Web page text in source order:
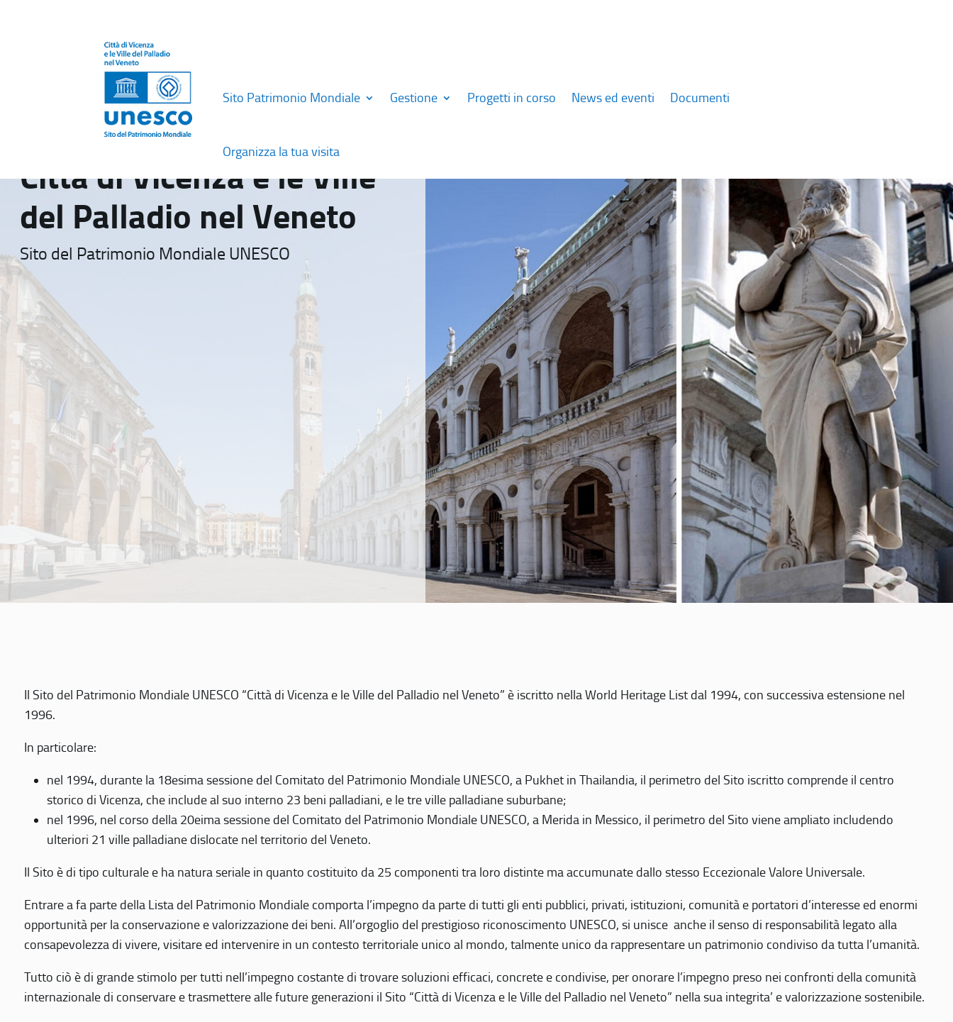
Sito Patrimonio Mondiale Gestione Progetti in corso News ed eventi Documenti
Organizza la tua visita
Città di Vicenza e le Ville
del Palladio nel Veneto
Sito del Patrimonio Mondiale UNESCO
Il Sito del Patrimonio Mondiale UNESCO “Città di Vicenza e le Ville del Palladio nel Veneto” è iscritto nella World Heritage List dal 1994, con successiva estensione nel
1996.
In particolare:
nel 1994, durante la 18esima sessione del Comitato del Patrimonio Mondiale UNESCO, a Pukhet in Thailandia, il perimetro del Sito iscritto comprende il centro
storico di Vicenza, che include al suo interno 23 beni palladiani, e le tre ville palladiane suburbane;
nel 1996, nel corso della 20eima sessione del Comitato del Patrimonio Mondiale UNESCO, a Merida in Messico, il perimetro del Sito viene ampliato includendo
ulteriori 21 ville palladiane dislocate nel territorio del Veneto.
Il Sito è di tipo culturale e ha natura seriale in quanto costituito da 25 componenti tra loro distinte ma accumunate dallo stesso Eccezionale Valore Universale.
Entrare a fa parte della Lista del Patrimonio Mondiale comporta l’impegno da parte di tutti gli enti pubblici, privati, istituzioni, comunità e portatori d’interesse ed enormi
opportunità per la conservazione e valorizzazione dei beni. All’orgoglio del prestigioso riconoscimento UNESCO, si unisce anche il senso di responsabilità legato alla
consapevolezza di vivere, visitare ed intervenire in un contesto territoriale unico al mondo, talmente unico da rappresentare un patrimonio condiviso da tutta l’umanità.
Tutto ciò è di grande stimolo per tutti nell’impegno costante di trovare soluzioni efficaci, concrete e condivise, per onorare l’impegno preso nei confronti della comunità
internazionale di conservare e trasmettere alle future generazioni il Sito “Città di Vicenza e le Ville del Palladio nel Veneto” nella sua integrita’ e valorizzazione sostenibile.